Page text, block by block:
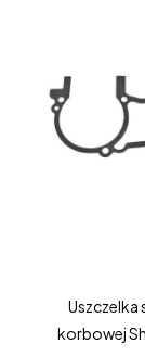
Uszczelka
korbowej